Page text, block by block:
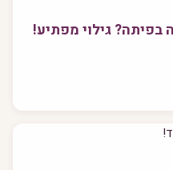
בפיתה? גילוי מפתיע!